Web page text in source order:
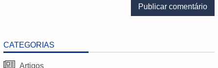
CATEGORIAS
Artigos